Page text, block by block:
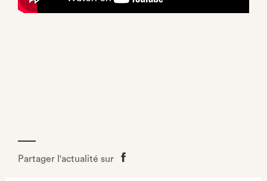
Partager l'actualité sur
Partager